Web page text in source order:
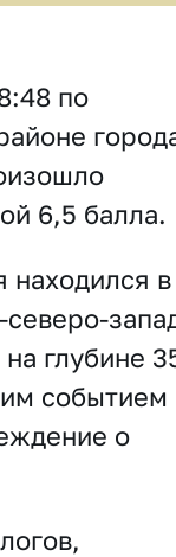
по
6,5 балла.
находился в
на глубине
событием
о